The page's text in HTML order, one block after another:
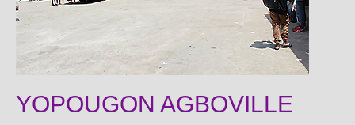
YOPOUGON AGBOVILLE